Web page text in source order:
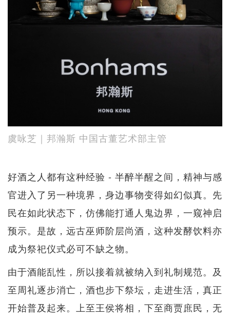
虞咏芝｜邦瀚斯 中国古董艺术部主管
好酒之人都有这种经验 - 半醉半醒之间，精神与感
官进入了另一种境界，身边事物变得如幻似真。先
民在如此状态下，仿佛能打通人鬼边界，一窥神启
预示。是故，远古巫师阶层尚酒，这种发酵饮料亦
成为祭祀仪式必可不缺之物。
由于酒能乱性，所以接着就被纳入到礼制规范。及
至周礼逐步消亡，酒也步下祭坛，走进生活，真正
开始普及起来。上至王侯将相，下至商贾庶民，无